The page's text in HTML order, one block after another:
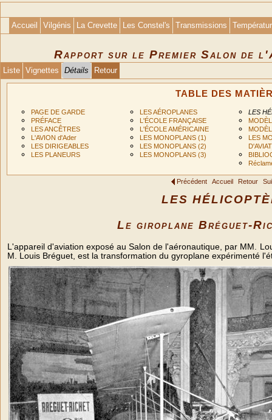
Accueil Vilgénis La Crevette Les Constel's Transmissions
Rapport sur le Premier Salon de
Liste Vignettes Détails Retour
TABLE DES
PAGE DE GARDE
PRÉFACE
LES ANCÊTRES
L'AVION d'Ader
LES DIRIGEABLES
LES PLANEURS
LES AÉROPLANES
L'ÉCOLE FRANÇAISE
L'ÉCOLE AMÉRICAINE
LES MONOPLANS (1)
LES MONOPLANS (2)
LES MONOPLANS (3)
LES
LES
Précédent Accueil Retour
LES
Le giroplane Bréguet-
L'appareil d'aviation exposé au Salon de l'aéronautique, par MM.
M. Louis Bréguet, est la transformation du gyroplane expérimenté